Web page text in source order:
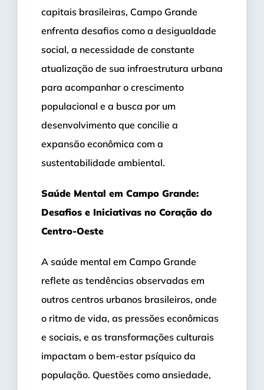
capitais brasileiras, Campo Grande
enfrenta desafios como a desigualdade
social, a necessidade de constante
atualização de sua infraestrutura urbana
para acompanhar o crescimento
populacional e a busca por um
desenvolvimento que concilie a
expansão econômica com a
sustentabilidade ambiental.
Saúde Mental em Campo Grande:
Desafios e Iniciativas no Coração do
Centro-Oeste
A saúde mental em Campo Grande
reflete as tendências observadas em
outros centros urbanos brasileiros, onde
o ritmo de vida, as pressões econômicas
e sociais, e as transformações culturais
impactam o bem-estar psíquico da
população. Questões como ansiedade,